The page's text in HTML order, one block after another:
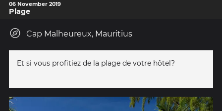
06 November 2019
Plage
Cap Malheureux, Mauritius
Et si vous profitiez de la plage de votre hôtel?